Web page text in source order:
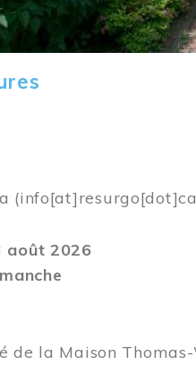
août 2026
de la Maison